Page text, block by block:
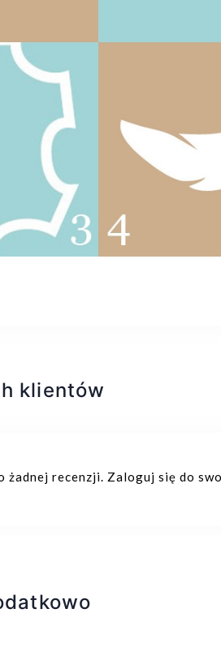
klientów
żadnej recenzji. Zaloguj się do